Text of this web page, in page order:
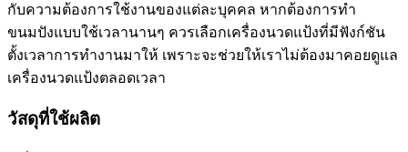
กับความต้องการใช้งานของแต่ละบุคคล หากต้องการทำ
ขนมปังแบบใช้เวลานานๆ ควรเลือกเครื่องนวดแป้งที่มีฟังก์ชัน
ตั้งเวลาการทำงานมาให้ เพราะจะช่วยให้เราไม่ต้องมาคอยดูแล
เครื่องนวดแป้งตลอดเวลา
วัสดุที่ใช้ผลิต